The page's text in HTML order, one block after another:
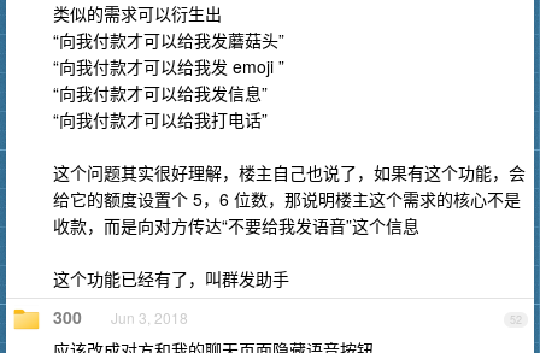
类似的需求可以衍生出
“向我付款才可以给我发蘑菇头”
“向我付款才可以给我发 emoji ”
“向我付款才可以给我发信息”
“向我付款才可以给我打电话”
这个问题其实很好理解，楼主自己也说了，如果有这个功能，会
给它的额度设置个 5，6 位数，那说明楼主这个需求的核心不是
收款，而是向对方传达“不要给我发语音”这个信息
这个功能已经有了，叫群发助手
52
300 Jun 3, 2018